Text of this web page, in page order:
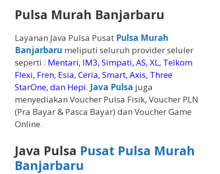
Pulsa Murah Banjarbaru
Layanan Java Pulsa Pusat Pulsa Murah
Banjarbaru meliputi seluruh provider seluler
seperti : Mentari, IM3, Simpati, AS, XL, Telkom
Flexi, Fren, Esia, Ceria, Smart, Axis, Three
StarOne, dan Hepi. Java Pulsa juga
menyediakan Voucher Pulsa Fisik, Voucher PLN
(Pra Bayar & Pasca Bayar) dan Voucher Game
Online.
Java Pulsa Pusat Pulsa Murah
Banjarbaru